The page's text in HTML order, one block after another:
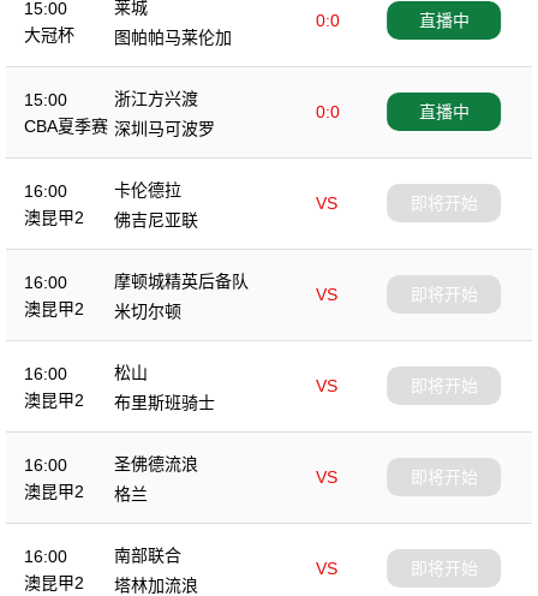
15:00
大冠杯
莱城
0:0
图帕帕马莱伦加
直播中
15:00
CBA夏季赛
浙江方兴渡
0:0
深圳马可波罗
直播中
16:00
澳昆甲2
卡伦德拉
VS
佛吉尼亚联
即将开始
16:00
澳昆甲2
摩顿城精英后备队
VS
米切尔顿
即将开始
16:00
澳昆甲2
松山
VS
布里斯班骑士
即将开始
16:00
澳昆甲2
圣佛德流浪
VS
格兰
即将开始
16:00
澳昆甲2
南部联合
VS
塔林加流浪
即将开始